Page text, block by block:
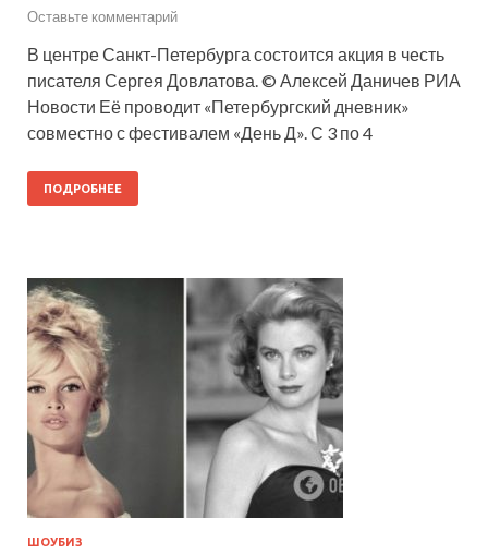
Оставьте комментарий
В центре Санкт-Петербурга состоится акция в честь
писателя Сергея Довлатова. © Алексей Даничев РИА
Новости Её проводит «Петербургский дневник»
совместно с фестивалем «День Д». С 3 по 4
ПОДРОБНЕЕ
ШОУБИЗ